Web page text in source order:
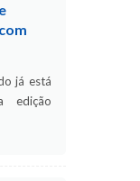
já está
edição